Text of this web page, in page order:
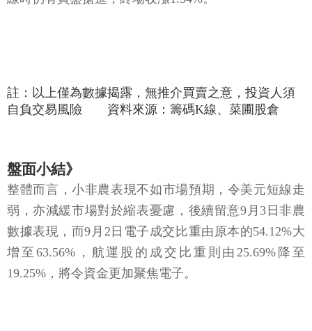
註：以上僅為數據揭露，無推介買賣之意，投資人須
自負交易風險 資料來源：籌碼K線、菜圃股倉
盤面小結》
整體而言，小非農表現不如市場預期，令美元短線走
弱，亦減緩市場對於縮表憂慮，後續留意9月3日非農
數據表現，而9月2日電子成交比重由原本的54.12%大
增至63.56%，航運股的成交比重則由25.69%降至
19.25%，將令資金更加聚焦電子。